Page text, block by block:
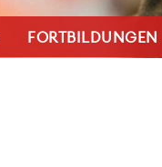
FORTBILDUNGEN